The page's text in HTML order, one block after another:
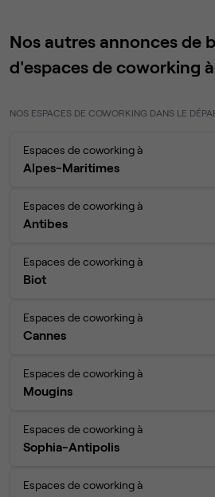
Nos autres annonces de
d'espaces de coworking
NOS ESPACES DE COWORKING DANS LE
Espaces de coworking à
Alpes-Maritimes
Espaces de coworking à
Antibes
Espaces de coworking à
Biot
Espaces de coworking à
Cannes
Espaces de coworking à
Mougins
Espaces de coworking à
Sophia-Antipolis
Espaces de coworking à